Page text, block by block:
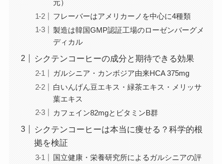
元）
フレーバーはアメリカーノを中心に4種類
製造は韓国GMP認証工場のローゼンバーグメ
ディカル
シクテンコーヒーの成分と期待できる効果
ガルシニア・カンボジア由来HCA 375mg
白いんげん豆エキス・緑茶エキス・メリッサ
葉エキス
カフェイン82mgとビタミンB群
シクテンコーヒーは本当に痩せる？科学的根
拠を検証
国立健康・栄養研究所によるガルシニアの評